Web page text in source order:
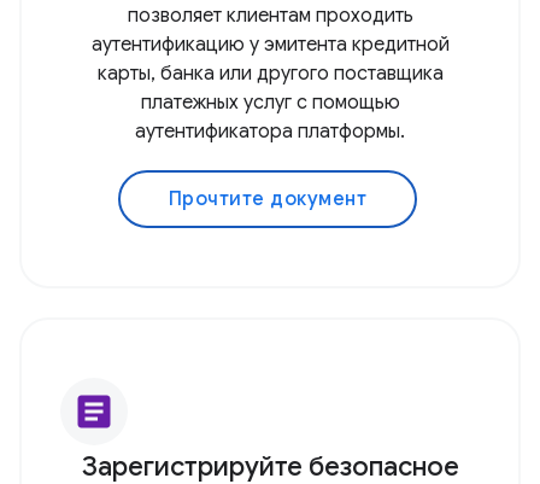
позволяет клиентам проходить
аутентификацию у эмитента кредитной
карты, банка или другого поставщика
платежных услуг с помощью
аутентификатора платформы.
Прочтите документ
article
Зарегистрируйте безопасное